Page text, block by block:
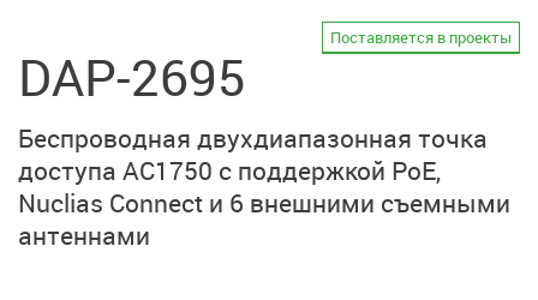
DAP-2695
Поставляется в проекты
Беспроводная двухдиапазонная точка
доступа AC1750 с поддержкой PoE,
Nuclias Connect и 6 внешними съемными
антеннами